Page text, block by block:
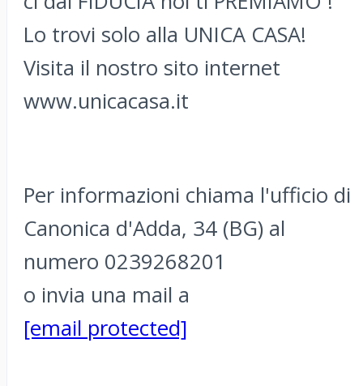
Lo trovi solo alla UNICA CASA!
Visita il nostro sito internet
www.unicacasa.it
Per informazioni chiama l'ufficio di
Canonica d'Adda, 34 (BG) al
numero 0239268201
o invia una mail a
[email protected]